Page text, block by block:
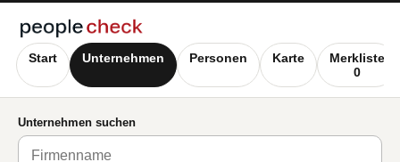
Start Unternehmen Personen Karte
Merkliste
0
Unternehmen suchen